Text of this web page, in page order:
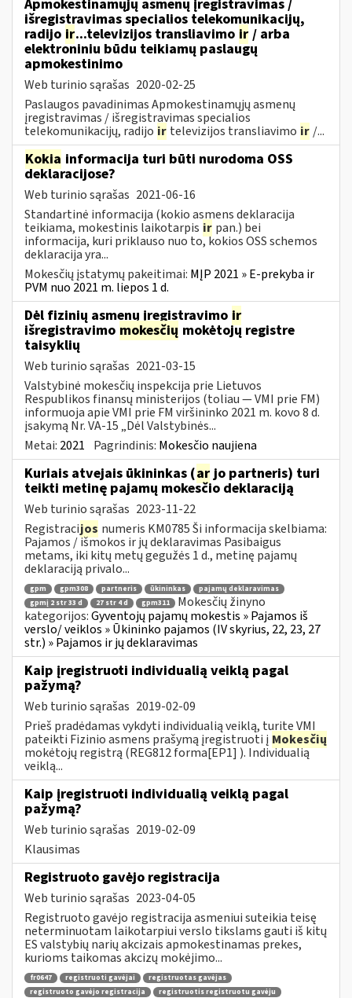
Apmokestinamųjų asmenų įregistravimas /
išregistravimas specialios telekomunikacijų,
radijo ir...televizijos transliavimo ir / arba
elektroniniu būdu teikiamų paslaugų
apmokestinimo
Web turinio sąrašas 2020-02-25
Paslaugos pavadinimas Apmokestinamųjų asmenų
įregistravimas / išregistravimas specialios
telekomunikacijų, radijo ir televizijos transliavimo ir /...
Kokia informacija turi būti nurodoma OSS
deklaracijose?
Web turinio sąrašas 2021-06-16
Standartinė informacija (kokio asmens deklaracija
teikiama, mokestinis laikotarpis ir pan.) bei
informacija, kuri priklauso nuo to, kokios OSS schemos
deklaracija yra...
Mokesčių įstatymų pakeitimai: MĮP 2021 » E-prekyba ir
PVM nuo 2021 m. liepos 1 d.
Dėl fizinių asmenų įregistravimo ir
išregistravimo mokesčių mokėtojų registre
taisyklių
Web turinio sąrašas 2021-03-15
Valstybinė mokesčių inspekcija prie Lietuvos
Respublikos finansų ministerijos (toliau ― VMI prie FM)
informuoja apie VMI prie FM viršininko 2021 m. kovo 8 d.
įsakymą Nr. VA-15 „Dėl Valstybinės...
Metai: 2021 Pagrindinis: Mokesčio naujiena
Kuriais atvejais ūkininkas (arjo partneris) turi
teikti metinę pajamų mokesčio deklaraciją
Web turinio sąrašas 2023-11-22
Registracijos numeris KM0785 Ši informacija skelbiama:
Pajamos / išmokos ir jų deklaravimas Pasibaigus
metams, iki kitų metų gegužės 1 d., metinę pajamų
deklaraciją privalo...
gpm gpm308 partneris ūkininkas
pajamų deklaravimas
gpmį 2 str 33 d
27 str 4 d gpm311
Mokesčių žinyno
kategorijos:Gyventojų pajamų mokestis » Pajamos iš
verslo/ veiklos » Ūkininko pajamos (IV skyrius, 22, 23, 27
str.) » Pajamos ir jų deklaravimas
Kaip įregistruoti individualią veiklą pagal
pažymą?
Web turinio sąrašas 2019-02-09
Prieš pradėdamas vykdyti individualią veiklą, turite VMI
pateikti Fizinio asmens prašymą įregistruoti į Mokesčių
mokėtojų registrą (REG812 forma[EP1] ). Individualią
veiklą...
Kaip įregistruoti individualią veiklą pagal
pažymą?
Web turinio sąrašas 2019-02-09
Klausimas
Registruoto gavėjo registracija
Web turinio sąrašas 2023-04-05
Registruoto gavėjo registracija asmeniui suteikia teisę
neterminuotam laikotarpiui verslo tikslams gauti iš kitų
ES valstybių narių akcizais apmokestinamas prekes,
kurioms taikomas akcizų mokėjimo...
fr0647 registruoti gavėjai
registruotas gavėjas
registruoto gavėjo registracija
registruotis registruotu gavėju